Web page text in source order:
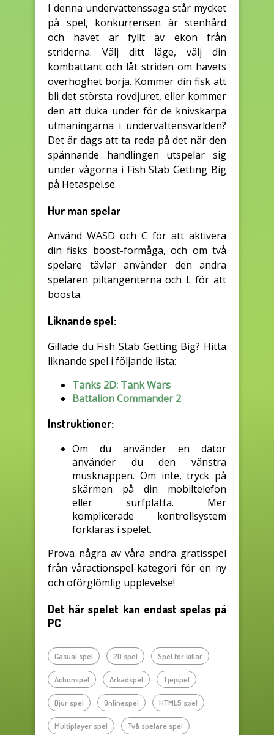
I denna undervattenssaga står mycket
på spel, konkurrensen är stenhård
och havet är fyllt av ekon från
striderna. Välj ditt läge, välj din
kombattant och låt striden om havets
överhöghet börja. Kommer din fisk att
bli det största rovdjuret, eller kommer
den att duka under för de knivskarpa
utmaningarna i undervattensvärlden?
Det är dags att ta reda på det när den
spännande handlingen utspelar sig
under vågorna i Fish Stab Getting Big
på Hetaspel.se.
Hur man spelar
Använd WASD och C för att aktivera
din fisks boost-förmåga, och om två
spelare tävlar använder den andra
spelaren piltangenterna och L för att
boosta.
Liknande spel:
Gillade du Fish Stab Getting Big? Hitta
liknande spel i följande lista:
Tanks 2D: Tank Wars
Battalion Commander 2
Instruktioner:
Om du använder en dator
använder du den vänstra
musknappen. Om inte, tryck på
skärmen på din mobiltelefon
eller surfplatta. Mer
komplicerade kontrollsystem
förklaras i spelet.
Prova några av våra andra gratisspel
från våractionspel-kategori för en ny
och oförglömlig upplevelse!
Det här spelet kan endast spelas på
PC
Casual spel 2D spel Spel för killar
Actionspel Arkadspel Tjejspel
Djur spel Onlinespel HTML5 spel
Multiplayer spel Två spelare spel